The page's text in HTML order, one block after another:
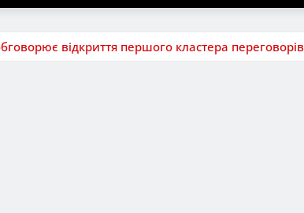
відкриття першого кластера переговорів